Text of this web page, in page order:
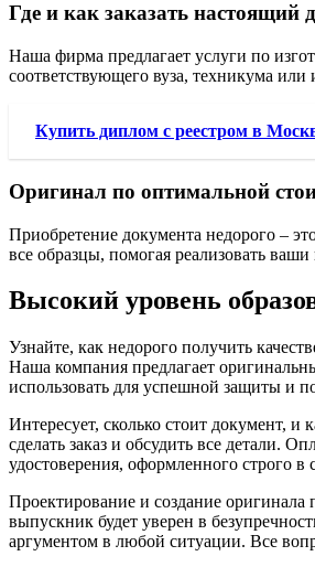
Где и как заказать настоящий
Наша фирма предлагает услуги по
соответствующего вуза, техникума
Купить диплом с реестром в
Оригинал по оптимальной
Приобретение документа недорого –
все образцы, помогая реализовать
Высокий уровень
Узнайте, как недорого получить
Наша компания предлагает
использовать для успешной защиты и
Интересует, сколько стоит документ,
сделать заказ и обсудить все детали.
удостоверения, оформленного строго в
Проектирование и создание
выпускник будет уверен в
аргументом в любой ситуации. Все